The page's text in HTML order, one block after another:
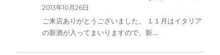
2013年10月26日
ご来店ありがとうございました。 １１月はイタリア
の新酒が入ってまいりますので、新…